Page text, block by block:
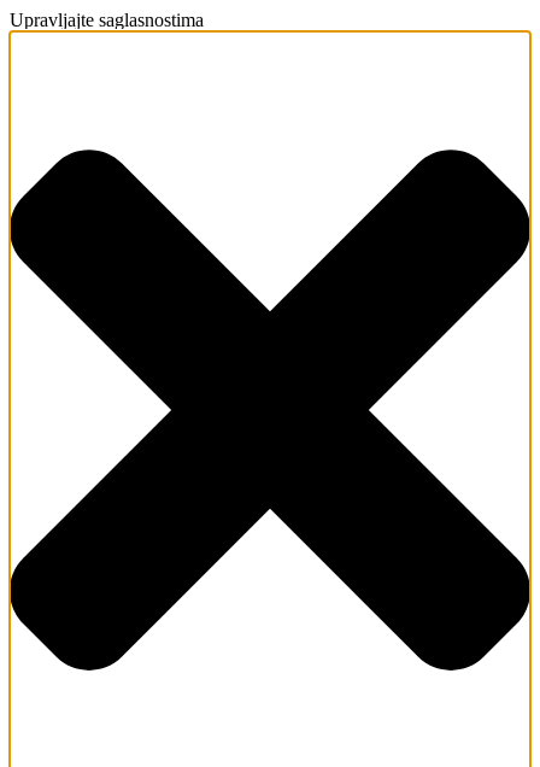
Upravljajte saglasnostima